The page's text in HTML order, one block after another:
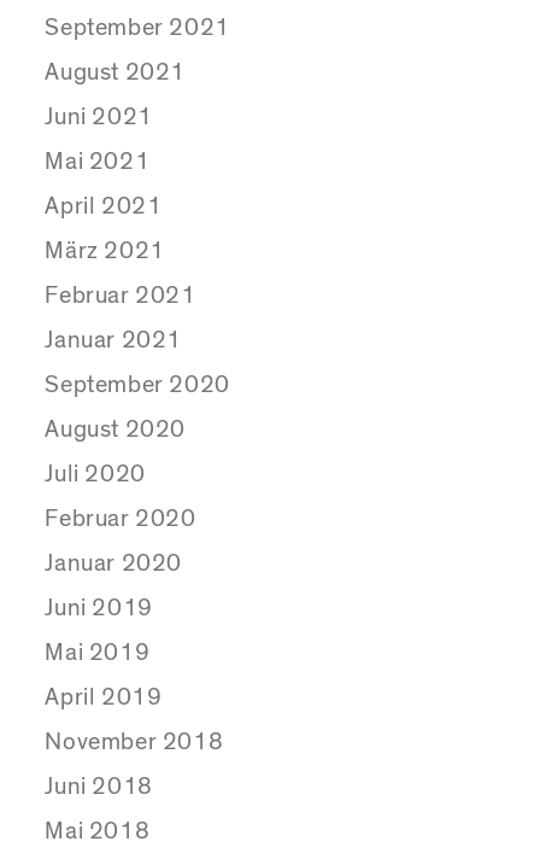
September 2021
August 2021
Juni 2021
Mai 2021
April 2021
März 2021
Februar 2021
Januar 2021
September 2020
August 2020
Juli 2020
Februar 2020
Januar 2020
Juni 2019
Mai 2019
April 2019
November 2018
Juni 2018
Mai 2018